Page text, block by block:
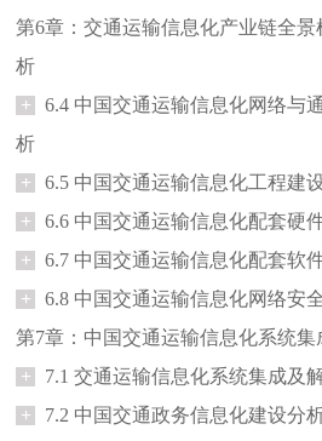
第6章：交通运输信息化产业链全
析
+
6.4 中国交通运输信息化网络与
析
+
6.5 中国交通运输信息化工程建
+
6.6 中国交通运输信息化配套硬
+
6.7 中国交通运输信息化配套软
+
6.8 中国交通运输信息化网络安
第7章：中国交通运输信息化系统
+
7.1 交通运输信息化系统集成及
+
7.2 中国交通政务信息化建设分